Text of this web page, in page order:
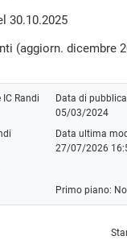
30.10.2025
(aggiorn. dicembre
Randi
Data di
05/03/2024
Data ultima
27/07/2026
Primo piano: No